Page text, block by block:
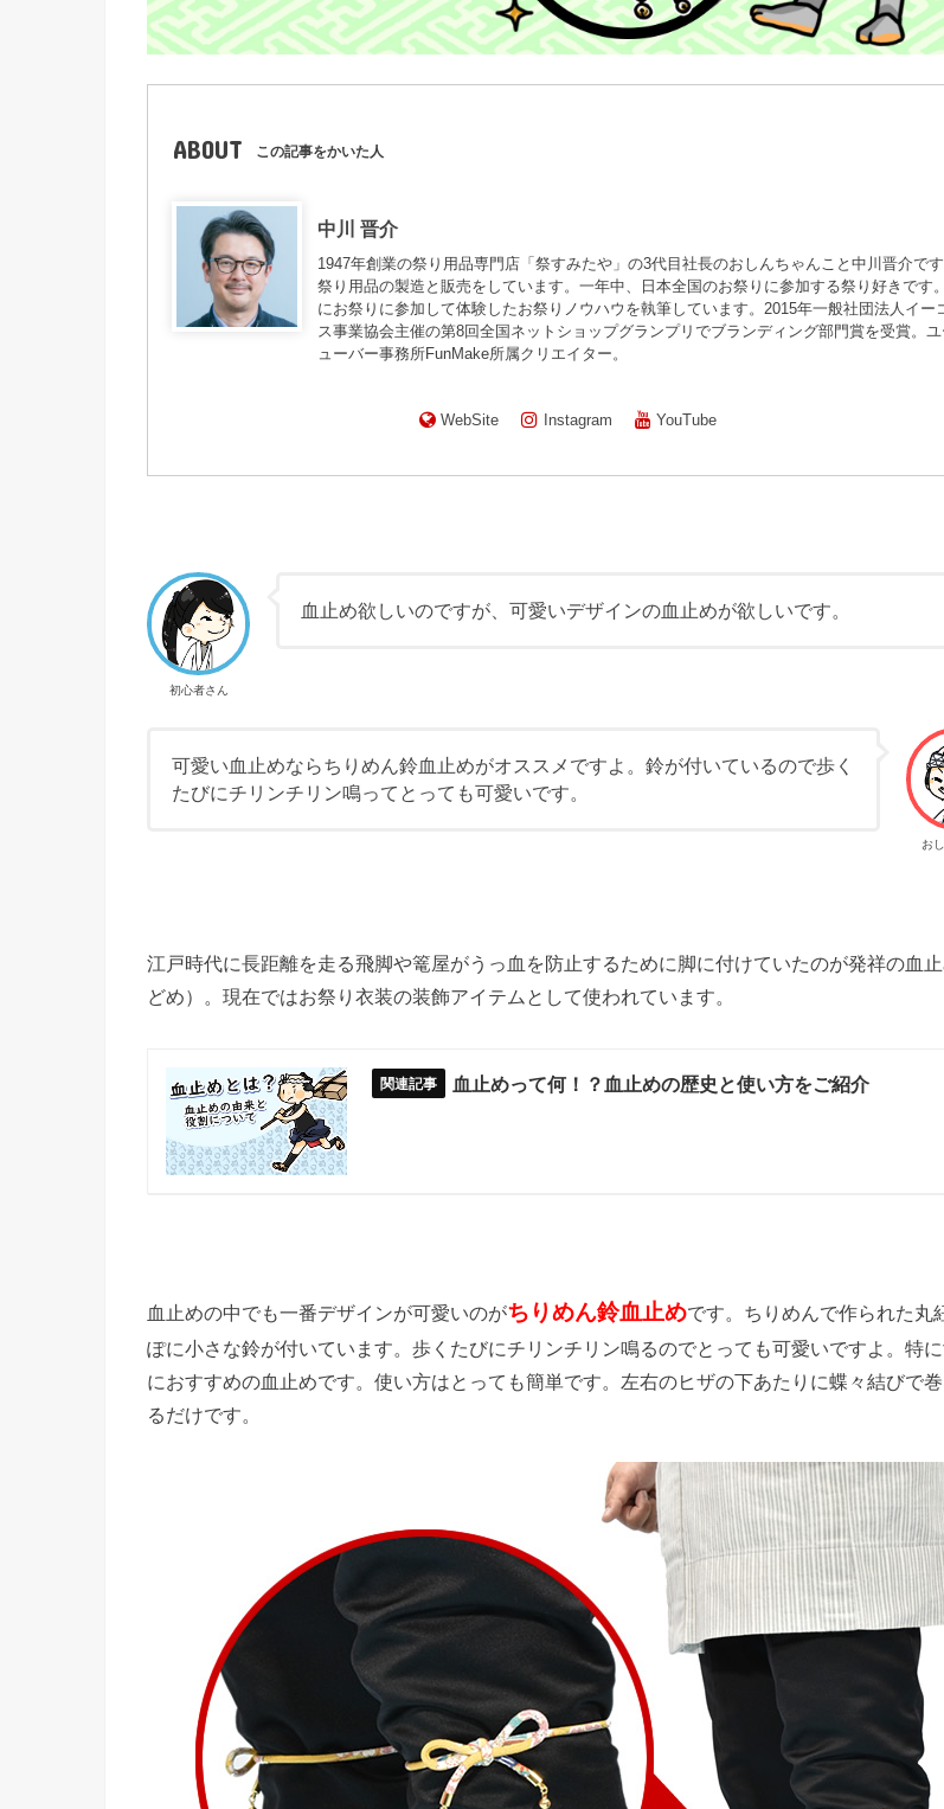
ABOUT この記事をかいた人
中川 晋介
1947年創業の祭り用品専門店「祭すみたや」の3代目社長のおしんちゃんこと中川晋介で
祭り用品の製造と販売をしています。一年中、日本全国のお祭りに参加する祭り好きです
にお祭りに参加して体験したお祭りノウハウを執筆しています。2015年一般社団法人イー
ス事業協会主催の第8回全国ネットショップグランプリでブランディング部門賞を受賞。ユ
ューバー事務所FunMake所属クリエイター。
WebSite Instagram YouTube
初心者さん
血止め欲しいのですが、可愛いデザインの血止めが欲しいです。
お
可愛い血止めならちりめん鈴血止めがオススメですよ。鈴が付いているので歩く
たびにチリンチリン鳴ってとっても可愛いです。
江戸時代に長距離を走る飛脚や篭屋がうっ血を防止するために脚に付けていたのが発祥の血
どめ）。現在ではお祭り衣装の装飾アイテムとして使われています。
血止めって何！？血止めの歴史と使い方をご紹介
血止めの中でも一番デザインが可愛いのがちりめん鈴血止めです。ちりめんで作られた丸
ぽに小さな鈴が付いています。歩くたびにチリンチリン鳴るのでとっても可愛いですよ。特
におすすめの血止めです。使い方はとっても簡単です。左右のヒザの下あたりに蝶々結びで
るだけです。